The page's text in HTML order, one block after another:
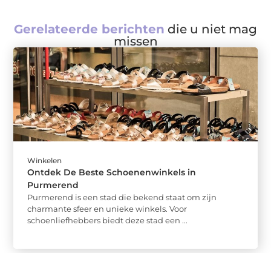
Gerelateerde berichten die u niet mag
missen
Winkelen
Ontdek De Beste Schoenenwinkels in
Purmerend
Purmerend is een stad die bekend staat om zijn
charmante sfeer en unieke winkels. Voor
schoenliefhebbers biedt deze stad een ...